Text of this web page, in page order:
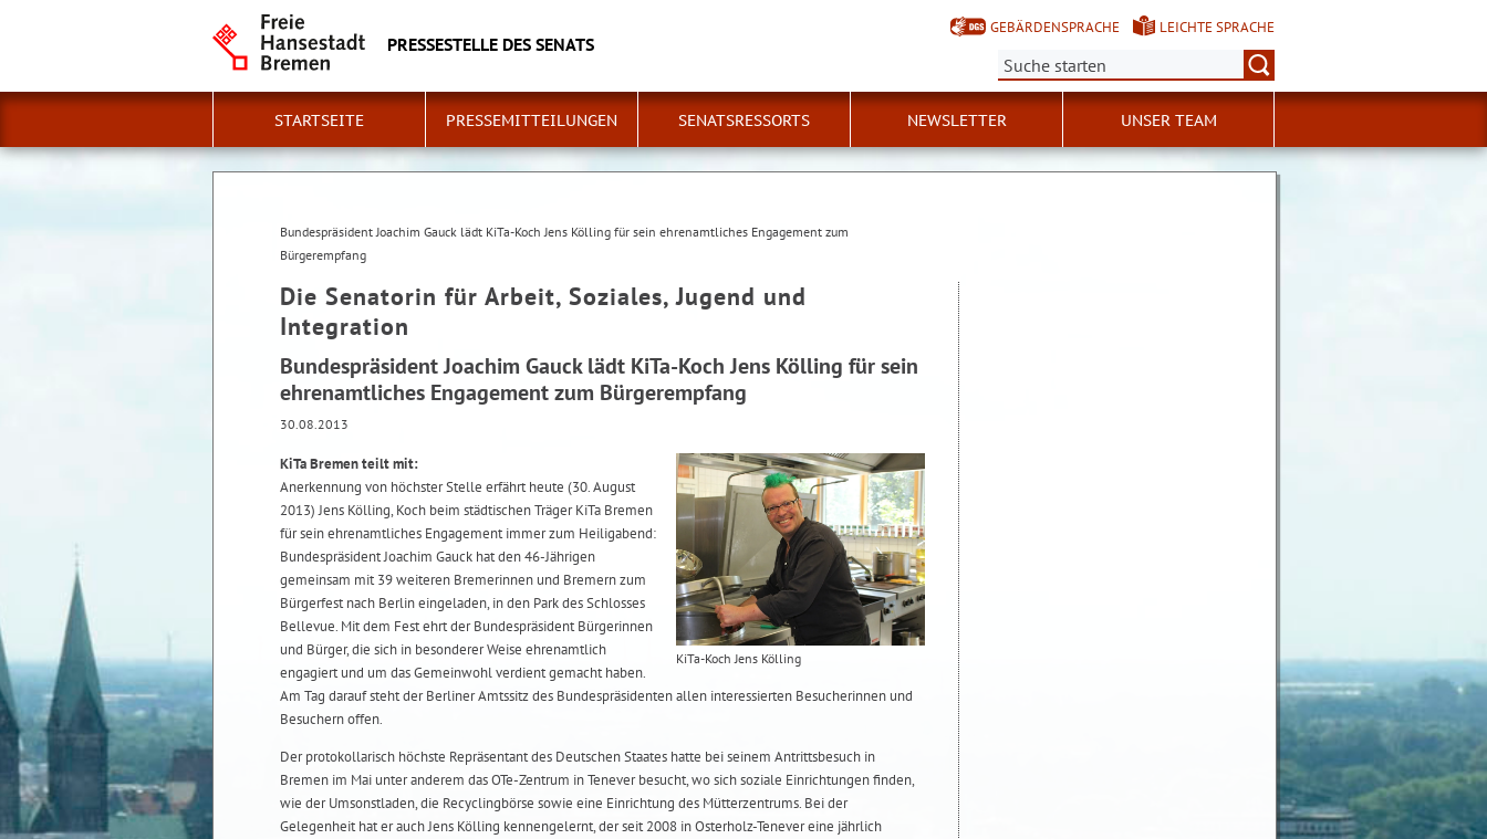
PRESSESTELLE DES SENATS
GEBÄRDENSPRACHE
LEICHTE SPRACHE
Suche:
STARTSEITE PRESSEMITTEILUNGEN SENATSRESSORTS NEWSLETTER UNSER TEAM
Bundespräsident Joachim Gauck lädt KiTa-Koch Jens Kölling für sein ehrenamtliches Engagement zum
Bürgerempfang
Die Senatorin für Arbeit, Soziales, Jugend und
Integration
Bundespräsident Joachim Gauck lädt KiTa-Koch Jens Kölling für sein
ehrenamtliches Engagement zum Bürgerempfang
30.08.2013
KiTa-Koch Jens Kölling
KiTa Bremen teilt mit:
Anerkennung von höchster Stelle erfährt heute (30. August
2013) Jens Kölling, Koch beim städtischen Träger KiTa Bremen
für sein ehrenamtliches Engagement immer zum Heiligabend:
Bundespräsident Joachim Gauck hat den 46-Jährigen
gemeinsam mit 39 weiteren Bremerinnen und Bremern zum
Bürgerfest nach Berlin eingeladen, in den Park des Schlosses
Bellevue. Mit dem Fest ehrt der Bundespräsident Bürgerinnen
und Bürger, die sich in besonderer Weise ehrenamtlich
engagiert und um das Gemeinwohl verdient gemacht haben.
Am Tag darauf steht der Berliner Amtssitz des Bundespräsidenten allen interessierten Besucherinnen und
Besuchern offen.
Der protokollarisch höchste Repräsentant des Deutschen Staates hatte bei seinem Antrittsbesuch in
Bremen im Mai unter anderem das OTe-Zentrum in Tenever besucht, wo sich soziale Einrichtungen finden,
wie der Umsonstladen, die Recyclingbörse sowie eine Einrichtung des Mütterzentrums. Bei der
Gelegenheit hat er auch Jens Kölling kennengelernt, der seit 2008 in Osterholz-Tenever eine jährlich